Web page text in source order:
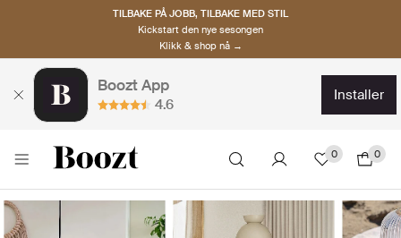
TILBAKE PÅ JOBB, TILBAKE MED STIL
Kickstart den nye sesongen
Klikk & shop nå →
Boozt App
4.6
installer
0 0